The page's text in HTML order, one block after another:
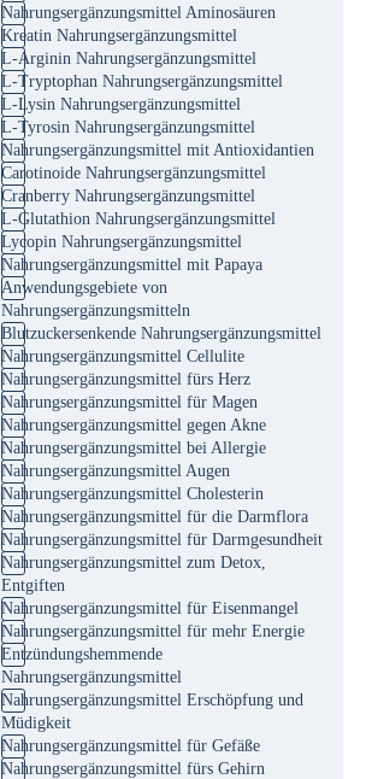
Nahrungsergänzungsmittel Aminosäuren
Kreatin Nahrungsergänzungsmittel
L-Arginin Nahrungsergänzungsmittel
L-Tryptophan Nahrungsergänzungsmittel
L-Lysin Nahrungsergänzungsmittel
L-Tyrosin Nahrungsergänzungsmittel
Nahrungsergänzungsmittel mit Antioxidantien
Carotinoide Nahrungsergänzungsmittel
Cranberry Nahrungsergänzungsmittel
L-Glutathion Nahrungsergänzungsmittel
Lycopin Nahrungsergänzungsmittel
Nahrungsergänzungsmittel mit Papaya
Anwendungsgebiete von
Nahrungsergänzungsmitteln
Blutzuckersenkende Nahrungsergänzungsmittel
Nahrungsergänzungsmittel Cellulite
Nahrungsergänzungsmittel fürs Herz
Nahrungsergänzungsmittel für Magen
Nahrungsergänzungsmittel gegen Akne
Nahrungsergänzungsmittel bei Allergie
Nahrungsergänzungsmittel Augen
Nahrungsergänzungsmittel Cholesterin
Nahrungsergänzungsmittel für die Darmflora
Nahrungsergänzungsmittel für Darmgesundheit
Nahrungsergänzungsmittel zum Detox,
Entgiften
Nahrungsergänzungsmittel für Eisenmangel
Nahrungsergänzungsmittel für mehr Energie
Entzündungshemmende
Nahrungsergänzungsmittel
Nahrungsergänzungsmittel Erschöpfung und
Müdigkeit
Nahrungsergänzungsmittel für Gefäße
Nahrungsergänzungsmittel fürs Gehirn